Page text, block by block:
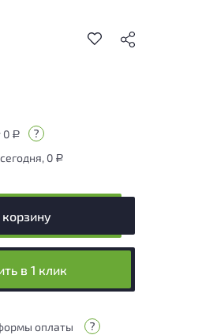
0 Р
0 Р
корзину
в 1 клик
оплаты